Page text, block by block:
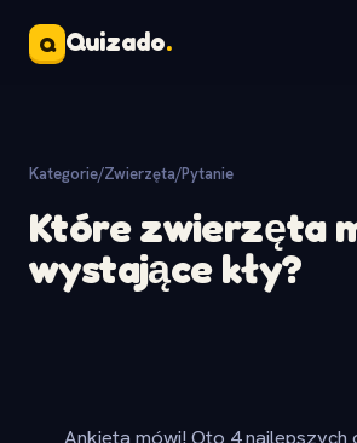
Q Quizado.
Kategorie/Zwierzęta/Pytanie
Które zwierzęta
wystające kły?
Ankieta mówi! Oto 4 najlepszych